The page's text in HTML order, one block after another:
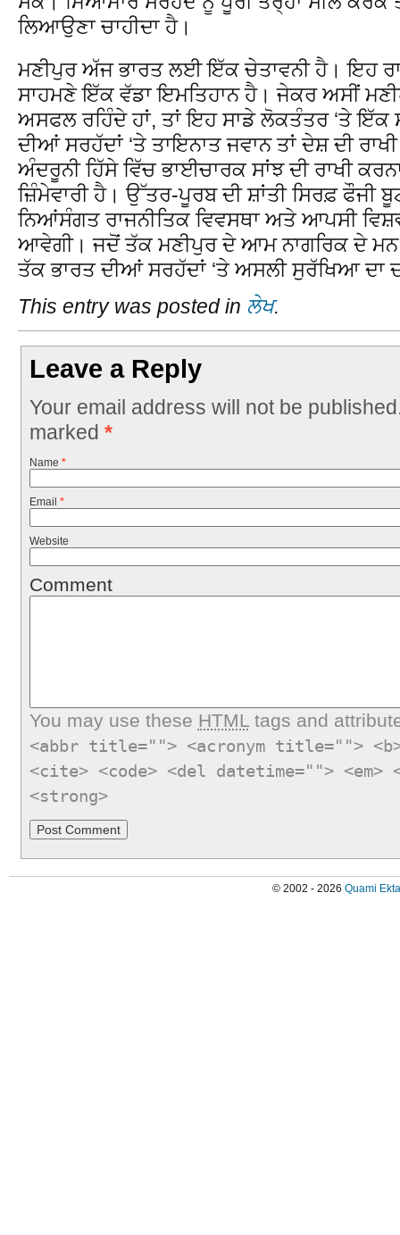
ਲਿਆਉਣਾ ਚਾਹੀਦਾ ਹੈ।
ਮਣੀਪੁਰ ਅੱਜ ਭਾਰਤ ਲਈ ਇੱਕ ਚੇਤਾਵਨੀ ਹੈ। ਇਹ
ਸਾਹਮਣੇ ਇੱਕ ਵੱਡਾ ਇਮਤਿਹਾਨ ਹੈ। ਜੇਕਰ ਅਸੀਂ
ਅਸਫਲ ਰਹਿੰਦੇ ਹਾਂ, ਤਾਂ ਇਹ ਸਾਡੇ ਲੋਕਤੰਤਰ ‘ਤੇ
ਦੀਆਂ ਸਰਹੱਦਾਂ ‘ਤੇ ਤਾਇਨਾਤ ਜਵਾਨ ਤਾਂ ਦੇਸ਼ ਦੀ
ਅੰਦਰੂਨੀ ਹਿੱਸੇ ਵਿੱਚ ਭਾਈਚਾਰਕ ਸਾਂਝ ਦੀ ਰਾਖੀ
ਜ਼ਿੰਮੇਵਾਰੀ ਹੈ। ਉੱਤਰ-ਪੂਰਬ ਦੀ ਸ਼ਾਂਤੀ ਸਿਰਫ਼ ਫੌਜੀ
ਨਿਆਂਸੰਗਤ ਰਾਜਨੀਤਿਕ ਵਿਵਸਥਾ ਅਤੇ ਆਪਸੀ
ਆਵੇਗੀ। ਜਦੋਂ ਤੱਕ ਮਣੀਪੁਰ ਦੇ ਆਮ ਨਾਗਰਿਕ ਦੇ ਮਨ
ਤੱਕ ਭਾਰਤ ਦੀਆਂ ਸਰਹੱਦਾਂ ‘ਤੇ ਅਸਲੀ ਸੁਰੱਖਿਆ ਦਾ
This entry was posted in ਲੇਖ.
Leave a Reply
Your email address will not be
marked *
Name *
Email *
Website
Comment
You may use these HTMLtags and
<abbr title=""> <acronym title="">
<cite> <code> <del datetime="">
<strong>
© 2002 - 2026 Quami